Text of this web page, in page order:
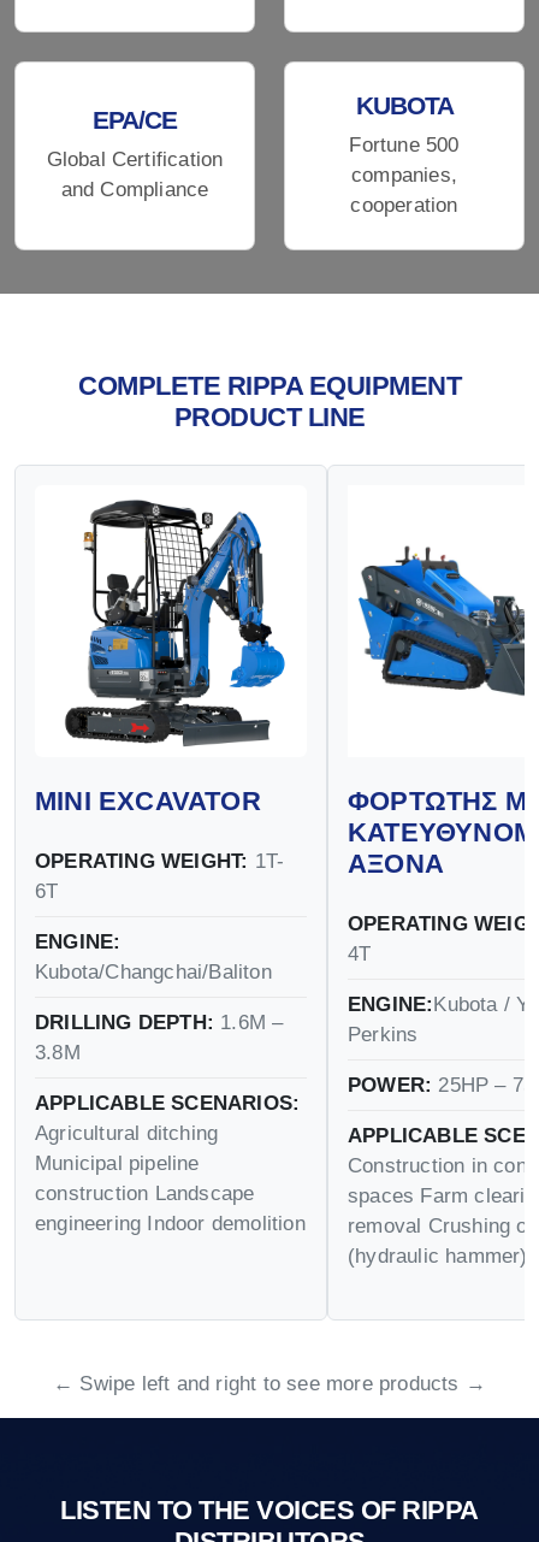
EPA/CE
Global Certification
and Compliance
KUBOTA
Fortune 500
companies,
cooperation
COMPLETE RIPPA EQUIPMENT
PRODUCT LINE
MINI EXCAVATOR
OPERATING WEIGHT: 1T-
6T
ENGINE:
Kubota/Changchai/Baliton
DRILLING DEPTH: 1.6M –
3.8M
APPLICABLE SCENARIOS:
Agricultural ditching
Municipal pipeline
construction Landscape
engineering Indoor demolition
ΦΟΡΤΩΤΉΣ
ΆΞΟΝΑ
OPERATING
4T
ENGINE:Kubota /
Perkins
POWER: 25HP –
APPLICABLE
Construction in
spaces Farm
removal Crushing
(hydraulic hammer)
← Swipe left and right to see more products →
LISTEN TO THE VOICES OF RIPPA